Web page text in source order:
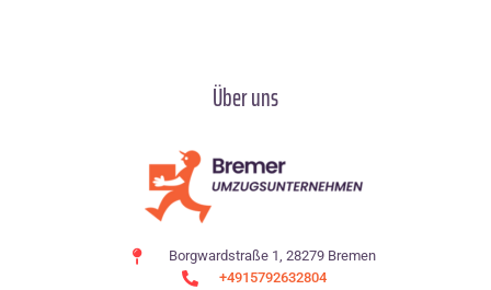
Über uns
Borgwardstraße 1, 28279 Bremen
+4915792632804